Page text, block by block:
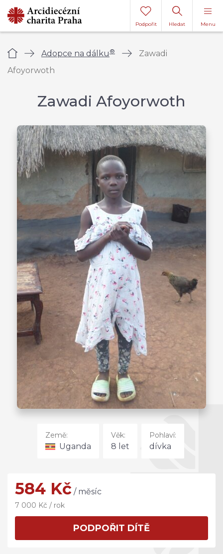
Menu
Hledat
Podpořit
Úvod Adopce na dálku ®
Zawadi
Afoyorwoth
Zawadi Afoyorwoth
Země:
Uganda
Věk:
8 let
Pohlaví:
dívka
584 Kč / měsíc
7 000 Kč / rok
PODPOŘIT DÍTĚ